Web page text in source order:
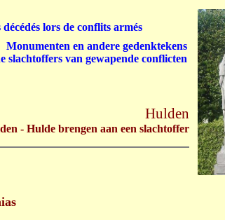
Hulden
- Hulde brengen aan een slachtoffer
lors de conflits armés
Monumenten en andere gedenktekens
slachtoffers van gewapende conflicten